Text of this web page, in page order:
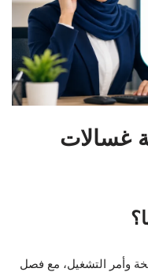
غسالات
وأمر التشغيل، مع فصل